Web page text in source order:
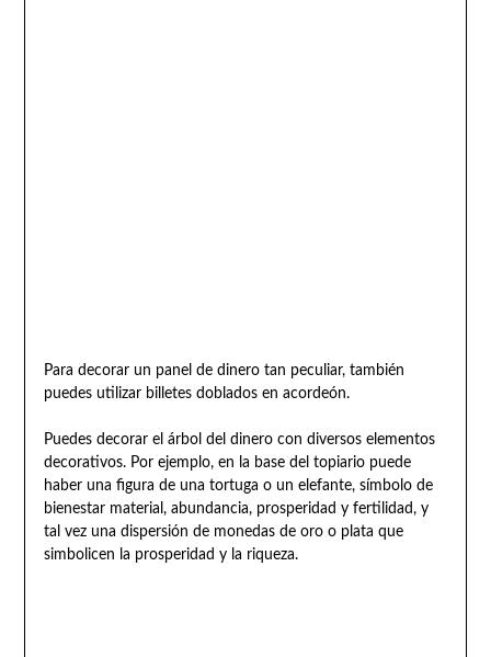
Para decorar un panel de dinero tan peculiar, también
puedes utilizar billetes doblados en acordeón.
Puedes decorar el árbol del dinero con diversos elementos
decorativos. Por ejemplo, en la base del topiario puede
haber una figura de una tortuga o un elefante, símbolo de
bienestar material, abundancia, prosperidad y fertilidad, y
tal vez una dispersión de monedas de oro o plata que
simbolicen la prosperidad y la riqueza.